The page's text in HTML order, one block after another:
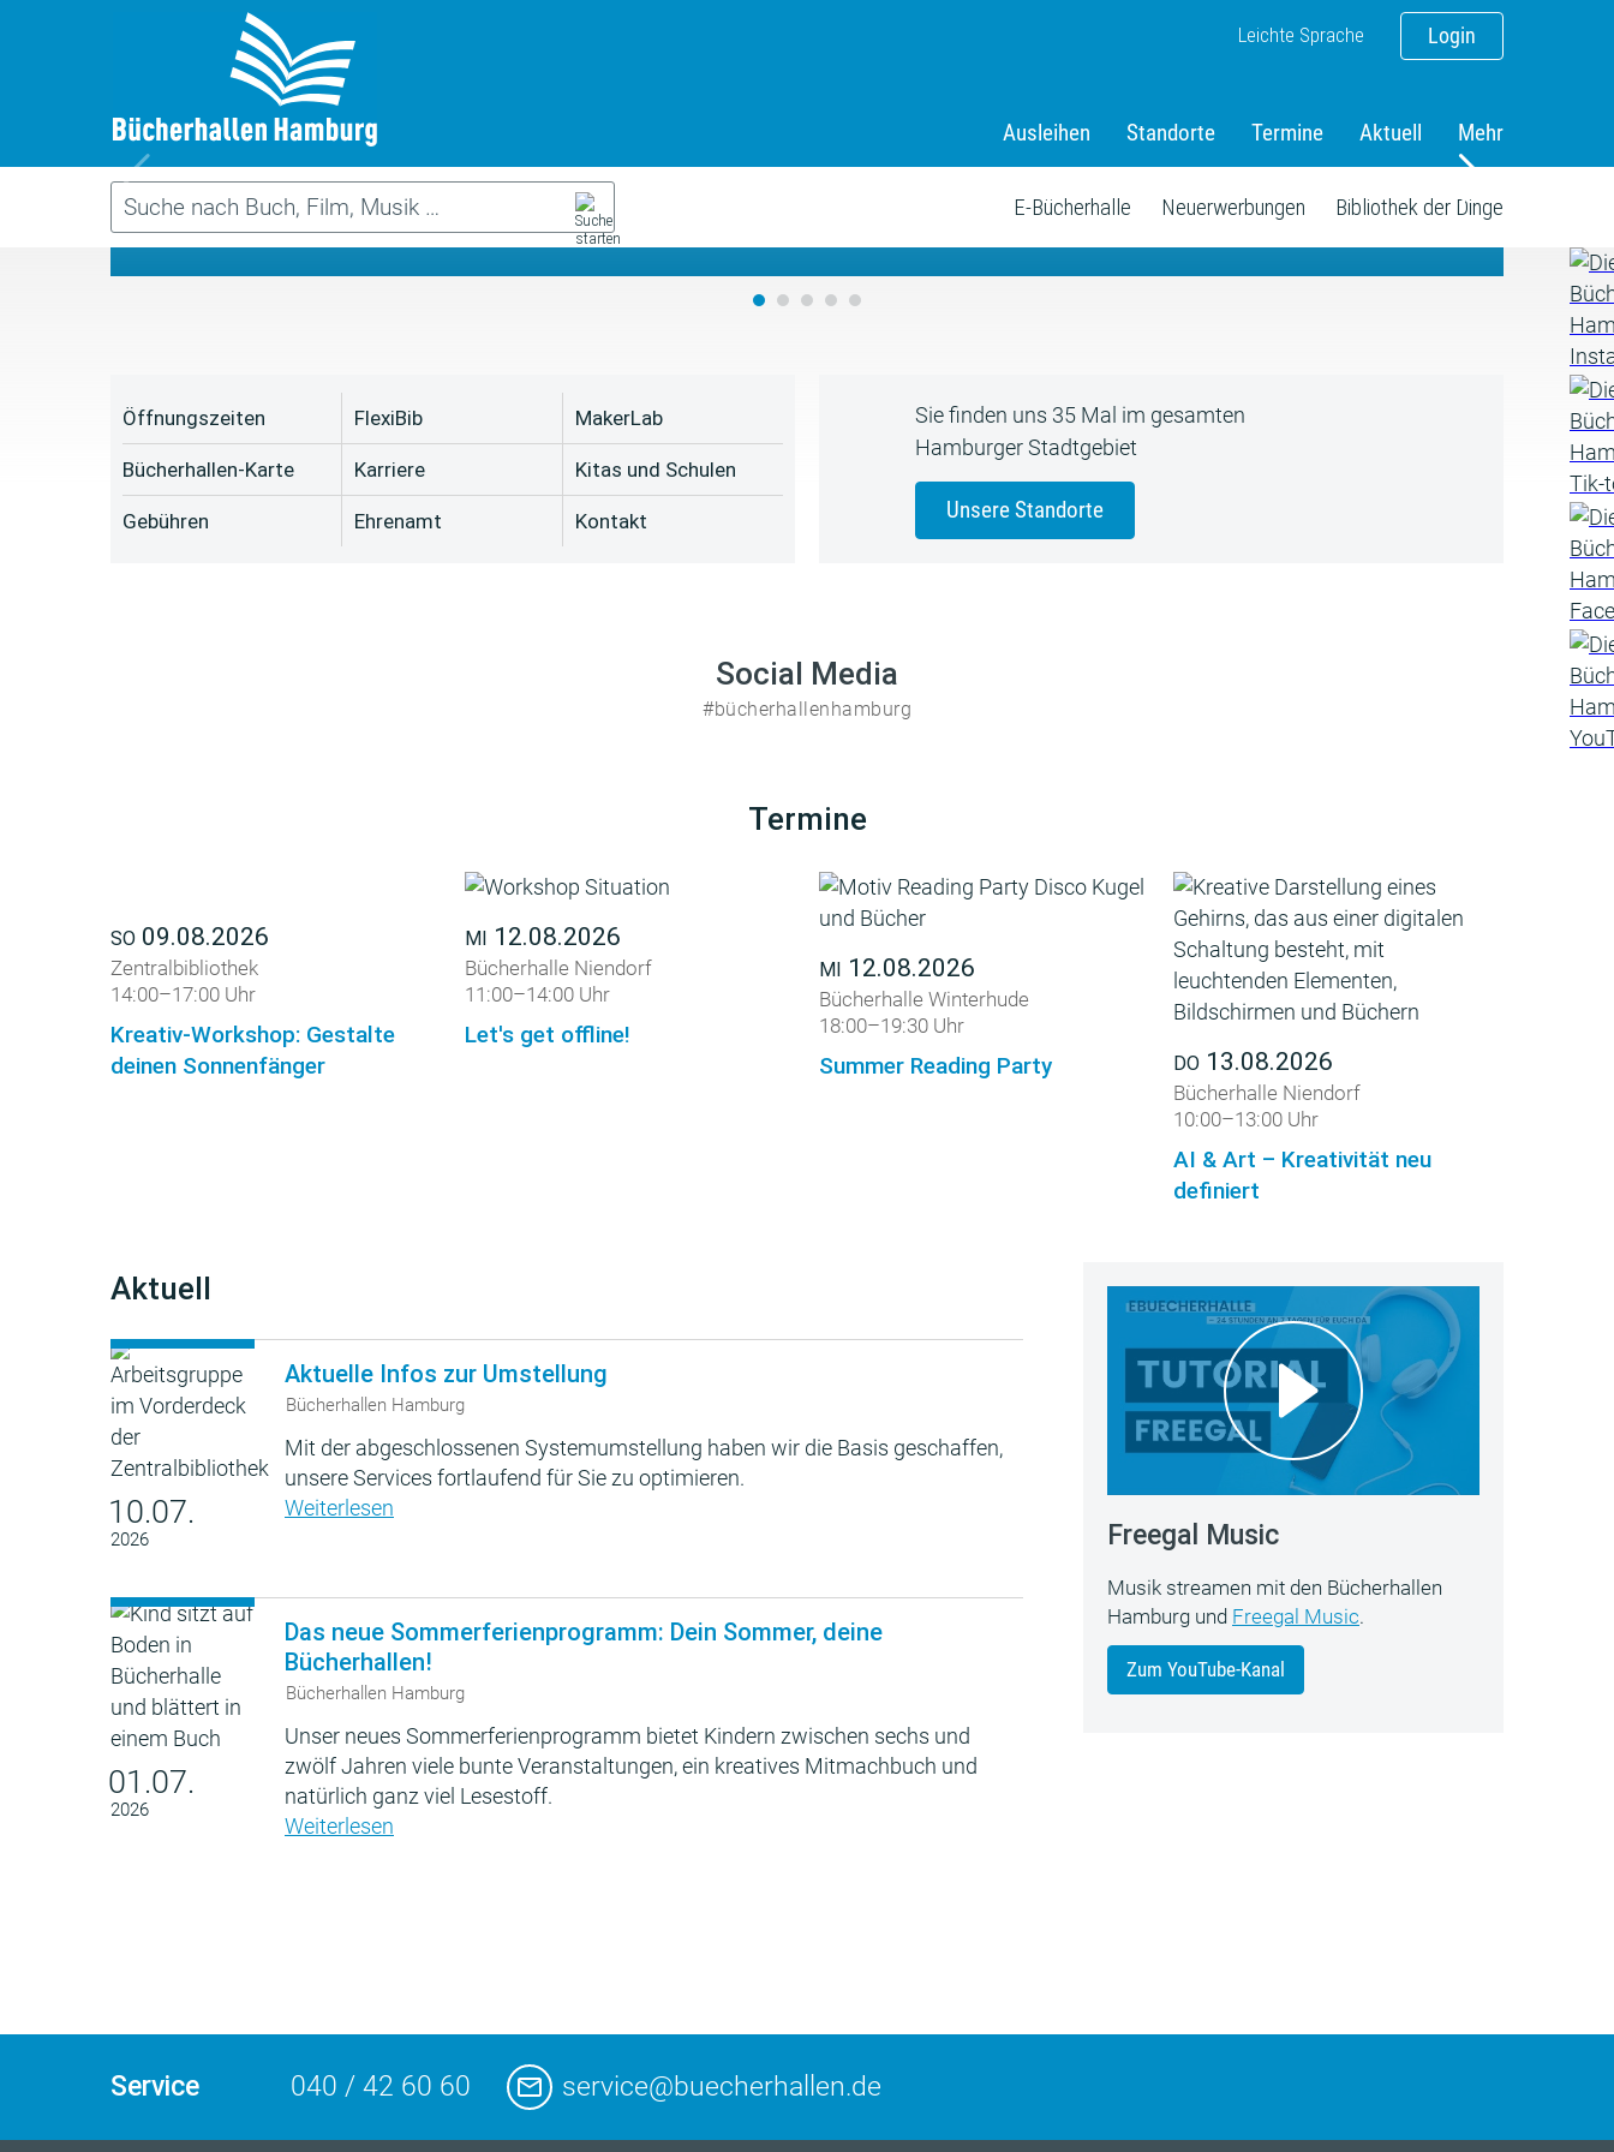
Login
Leichte Sprache
Ausleihen Standorte Termine Aktuell Mehr
E-Bücherhalle Neuerwerbungen Bibliothek der Dinge
Das neue Sommerferienprogramm
Öffnungszeiten
Bücherhallen-Karte
Gebühren
FlexiBib
Karriere
Ehrenamt
MakerLab
Kitas und Schulen
Kontakt
Sie finden uns 35 Mal im gesamten
Hamburger Stadtgebiet
Unsere Standorte
Social Media
#bücherhallenhamburg
Termine
SO 09.08.2026
Zentralbibliothek
14:00–17:00 Uhr
Kreativ-Workshop: Gestalte
deinen Sonnenfänger
MI 12.08.2026
Bücherhalle Niendorf
11:00–14:00 Uhr
Let's get offline!
MI 12.08.2026
Bücherhalle Winterhude
18:00–19:30 Uhr
Summer Reading Party DO 13.08.2026
Bücherhalle Niendorf
10:00–13:00 Uhr
AI & Art – Kreativität neu
definiert
Aktuell
10.07.
2026
Aktuelle Infos zur Umstellung
Bücherhallen Hamburg
Mit der abgeschlossenen Systemumstellung haben wir die Basis geschaffen,
unsere Services fortlaufend für Sie zu optimieren.
Weiterlesen
01.07.
2026
Das neue Sommerferienprogramm: Dein Sommer, deine
Bücherhallen!
Bücherhallen Hamburg
Unser neues Sommerferienprogramm bietet Kindern zwischen sechs und
zwölf Jahren viele bunte Veranstaltungen, ein kreatives Mitmachbuch und
natürlich ganz viel Lesestoff.
Weiterlesen
Freegal Music
Musik streamen mit den Bücherhallen
Hamburg und Freegal Music.
Zum YouTube-Kanal
Service 040 / 42 60 60 service@buecherhallen.de